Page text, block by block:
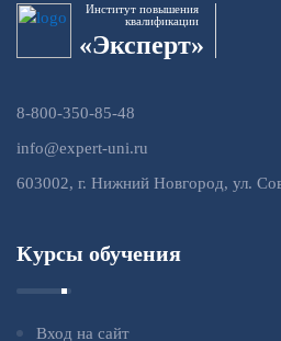
Институт повышения
квалификации
«Эксперт»
8-800-350-85-48
info@expert-uni.ru
603002, г. Нижний Новгород, ул.
Курсы обучения
Вход на сайт